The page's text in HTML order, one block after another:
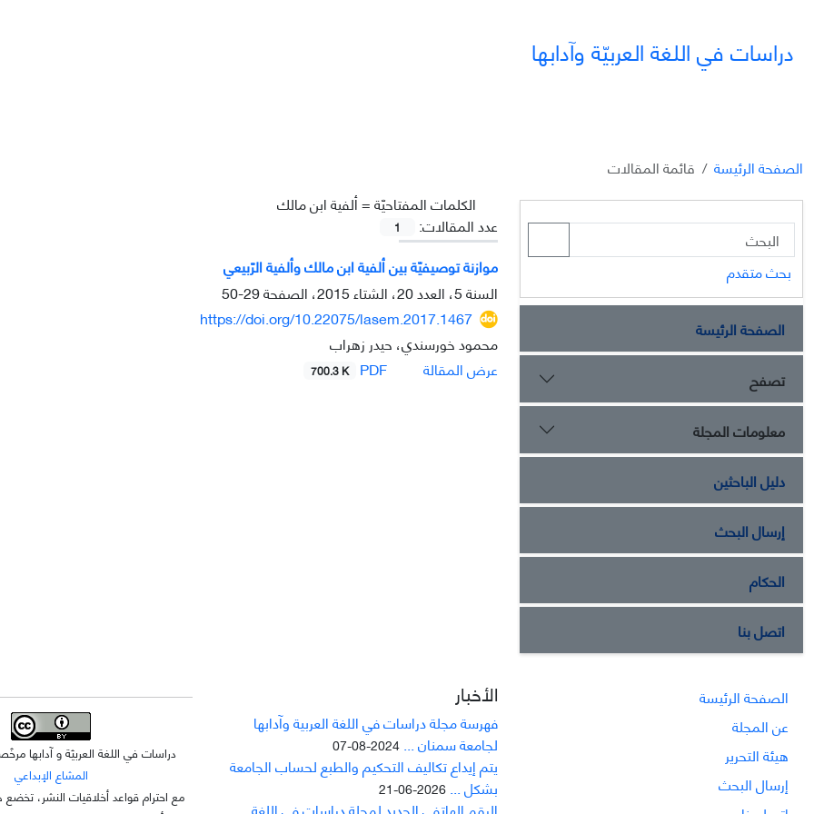
دراسات في اللغة العربيّة وآدابها
الصفحة الرئيسة
قائمة المقالات
الکلمات المفتاحيّة =ألفية ابن مالك
عدد المقالات:
1
موازنة توصيفيّة بين ألفية ابن مالك وألفية الرّبيعي
السنة 5، العدد 20، الشتاء 2015، الصفحة
29-50
https://doi.org/10.22075/lasem.2017.1467
محمود خورسندي، حيدر زهراب
عرض المقالة
700.3 K
بحث متقدم
الصفحة الرئيسة
تصفح
معلومات المجلة
دليل الباحثين
إرسال البحث
الحكام
اتصل بنا
الصفحة الرئيسة
عن المجلة
هيئة التحرير
إرسال البحث
الأخبار
فهرسة مجلة دراسات في اللغة العربية وآدابها
لجامعة سمنان ... 2024-08-07
يتم إيداع تکاليف التحکيم والطبع لحساب الجامعة
بشکل ... 2026-06-21
دراسات في اللغة العربيّة و آدابها
المشاع الإبداعي
مع احترام قواعد أخلاقيات النشر،